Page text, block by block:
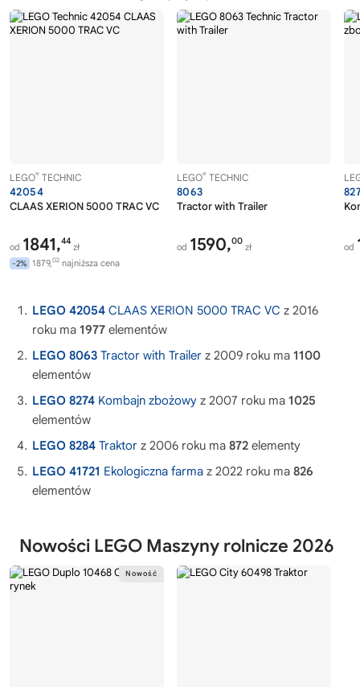
LEGO® TECHNIC
42054
CLAAS XERION 5000 TRAC VC
od 1841,44
zł
-2% 1879,02 najniższa cena
LEGO® TECHNIC
8063
Tractor with Trailer
od 1590,00
zł od
LEGO 42054 CLAAS XERION 5000 TRAC VC z 2016
roku ma 1977 elementów
LEGO 8063 Tractor with Trailer z 2009 roku ma 1100
elementów
LEGO 8274 Kombajn zbożowy z 2007 roku ma 1025
elementów
LEGO 8284 Traktor z 2006 roku ma 872 elementy
LEGO 41721 Ekologiczna farma z 2022 roku ma 826
elementów
Nowości LEGO Maszyny rolnicze 2026